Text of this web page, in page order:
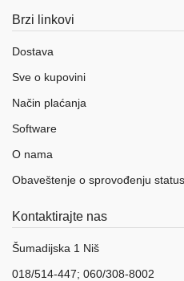
Brzi linkovi
Dostava
Sve o kupovini
Način plaćanja
Software
O nama
Obaveštenje o sprovođenju
Kontaktirajte nas
Šumadijska 1 Niš
018/514-447; 060/308-8002